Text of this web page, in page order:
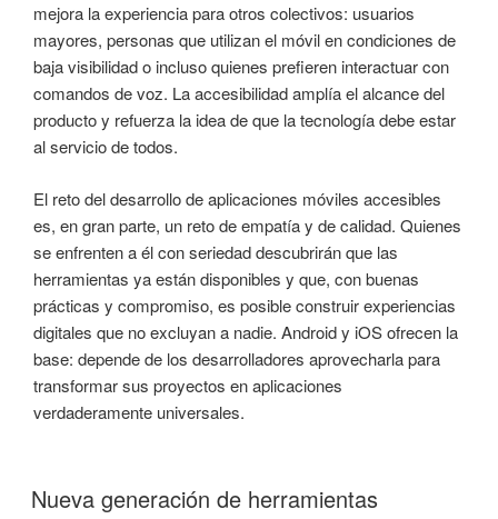
mejora la experiencia para otros colectivos: usuarios
mayores, personas que utilizan el móvil en condiciones de
baja visibilidad o incluso quienes prefieren interactuar con
comandos de voz. La accesibilidad amplía el alcance del
producto y refuerza la idea de que la tecnología debe estar
al servicio de todos.
El reto del desarrollo de aplicaciones móviles accesibles
es, en gran parte, un reto de empatía y de calidad. Quienes
se enfrenten a él con seriedad descubrirán que las
herramientas ya están disponibles y que, con buenas
prácticas y compromiso, es posible construir experiencias
digitales que no excluyan a nadie. Android y iOS ofrecen la
base: depende de los desarrolladores aprovecharla para
transformar sus proyectos en aplicaciones
verdaderamente universales.
Nueva generación de herramientas